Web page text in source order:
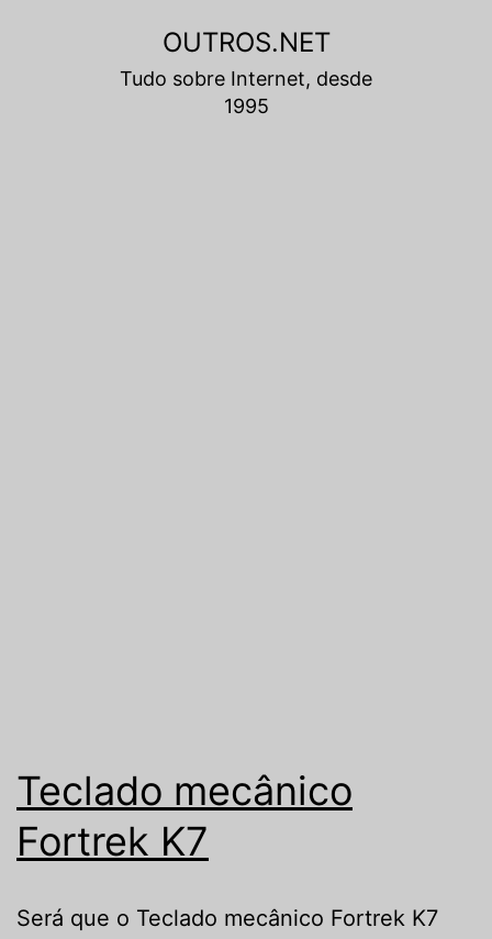
OUTROS.NET
Tudo sobre Internet, desde
1995
Teclado mecânico
Fortrek K7
Será que o Teclado mecânico Fortrek K7